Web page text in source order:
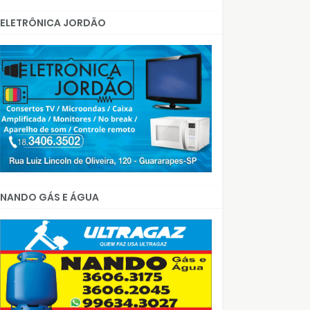
ELETRÔNICA JORDÃO
NANDO GÁS E ÁGUA